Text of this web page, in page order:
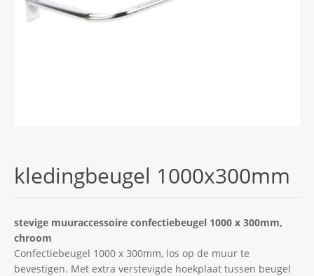
kledingbeugel 1000x300mm
stevige muuraccessoire confectiebeugel 1000 x 300mm,
chroom
Confectiebeugel 1000 x 300mm, los op de muur te
bevestigen. Met extra verstevigde hoekplaat tussen beugel